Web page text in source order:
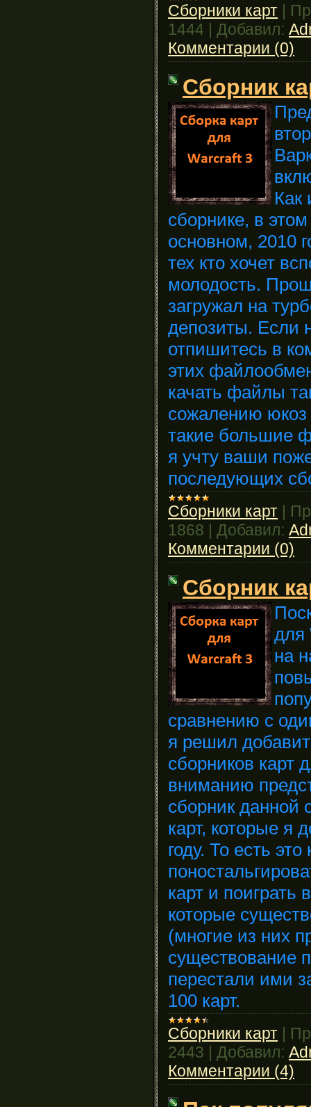
Сборники карт |
1444 | Добавил:
Комментарии (0)
Сборник
Как
сборнике, в
основном, 2010
тех кто хочет
молодость.
загружал на
депозиты. Если
отпишитесь в
этих
качать файлы
сожалению юкоз
такие большие
я учту ваши
последующих
Сборники карт |
1868 | Добавил:
Комментарии (0)
Сборник
для
на
сравнению с
я решил
сборников карт
вниманию
сборник данной
карт, которые я
году. То есть
карт и поиграть
которые
(многие из них
существование
перестали ими
100 карт.
Сборники карт |
2443 | Добавил:
Комментарии (4)